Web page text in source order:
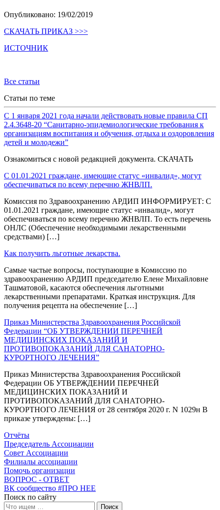
Опубликовано: 19/02/2019
СКАЧАТЬ ПРИКАЗ >>>
ИСТОЧНИК
Все статьи
Статьи по теме
С 1 января 2021 года начали действовать новые правила СП
2.4.3648-20 “Санитарно-эпидемиологические требования к
организациям воспитания и обучения, отдыха и оздоровления
детей и молодежи”
Ознакомиться с новой редакцией документа. СКАЧАТЬ
С 01.01.2021 граждане, имеющие статус «инвалид», могут
обеспечиваться по всему перечню ЖНВЛП.
Комиссия по Здравоохранению АРДИП ИНФОРМИРУЕТ: С
01.01.2021 граждане, имеющие статус «инвалид», могут
обеспечиваться по всему перечню ЖНВЛП. То есть перечень
ОНЛС (Обеспечение необходимыми лекарственными
средствами) […]
Как получить льготные лекарства.
Самые частые вопросы, поступающие в Комиссию по
здравоохранению АРДИП председателю Елене Михайловне
Ташматовой, касаются обеспечения льготными
лекарственными препаратами. Краткая инструкция. Для
получения рецепта на обеспечение […]
Приказ Министерства Здравоохранения Российской
Федерации “ОБ УТВЕРЖДЕНИИ ПЕРЕЧНЕЙ
МЕДИЦИНСКИХ ПОКАЗАНИЙ И
ПРОТИВОПОКАЗАНИЙ ДЛЯ САНАТОРНО-
КУРОРТНОГО ЛЕЧЕНИЯ”
Приказ Министерства Здравоохранения Российской
Федерации ОБ УТВЕРЖДЕНИИ ПЕРЕЧНЕЙ
МЕДИЦИНСКИХ ПОКАЗАНИЙ И
ПРОТИВОПОКАЗАНИЙ ДЛЯ САНАТОРНО-
КУРОРТНОГО ЛЕЧЕНИЯ от 28 сентября 2020 г. N 1029н В
приказе утверждены: […]
Отчёты
Председатель Ассоциации
Совет Ассоциации
Филиалы ассоциации
Помочь организации
ВОПРОС - ОТВЕТ
ВК сообщество #ПРО НЕЕ
Поиск по сайту